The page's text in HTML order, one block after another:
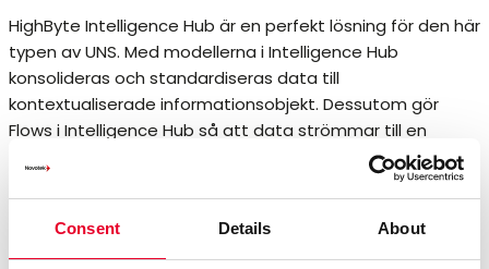
Consent Details About
HighByte Intelligence Hub är en perfekt lösning för den här
typen av UNS. Med modellerna i Intelligence Hub
konsolideras och standardiseras data till
kontextualiserade informationsobjekt. Dessutom gör
Flows i Intelligence Hub så att data strömmar till en